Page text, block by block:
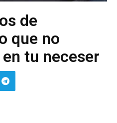
de
que no
tu neceser